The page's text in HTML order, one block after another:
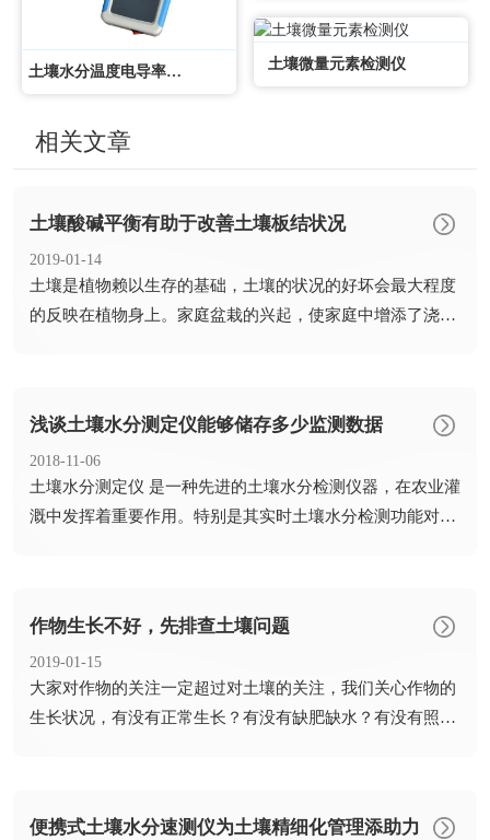
土壤水分温度电导率速测仪 土壤微量元素检测仪
相关文章
土壤酸碱平衡有助于改善土壤板结状况
2019-01-14
​土壤是植物赖以生存的基础，土壤的状况的好坏会最大程度
的反映在植物身上。家庭盆栽的兴起，使家庭中增添了浇养
浅谈土壤水分测定仪能够储存多少监测数据
2018-11-06
​土壤水分测定仪 是一种先进的土壤水分检测仪器，在农业灌
溉中发挥着重要作用。特别是其实时土壤水分检测功能对现
作物生长不好，先排查土壤问题
2019-01-15
​大家对作物的关注一定超过对土壤的关注，我们关心作物的
生长状况，有没有正常生长？有没有缺肥缺水？有没有照虫
便携式土壤水分速测仪为土壤精细化管理添助力